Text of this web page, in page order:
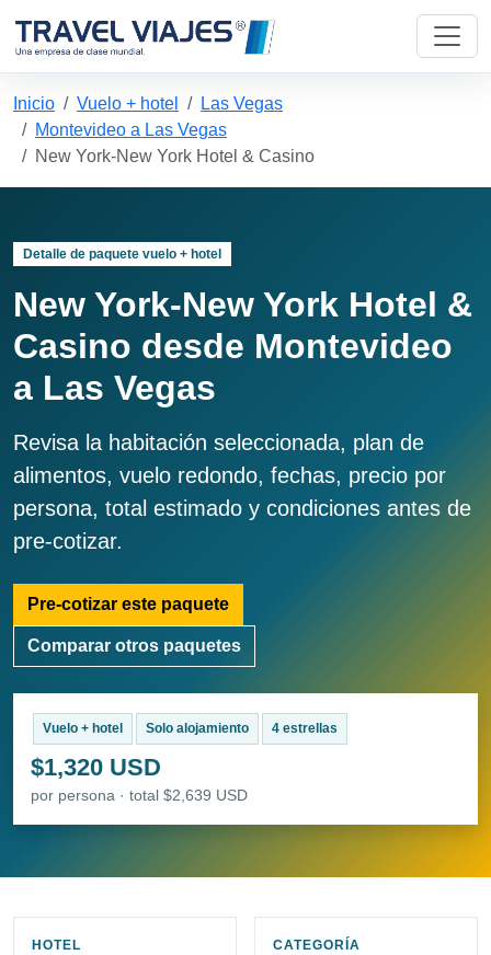
Inicio Vuelo + hotel
Las Vegas
Montevideo a Las Vegas
New York-New York Hotel & Casino
Detalle de paquete vuelo + hotel
New York-New York Hotel &
Casino desde Montevideo
a Las Vegas
Revisa la habitación seleccionada, plan de
alimentos, vuelo redondo, fechas, precio por
persona, total estimado y condiciones antes de
pre-cotizar.
Pre-cotizar este paquete
Comparar otros paquetes
Vuelo + hotel Solo alojamiento 4 estrellas
$1,320 USD
por persona · total $2,639 USD
HOTEL CATEGORÍA